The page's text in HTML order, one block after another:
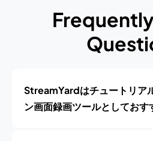
StreamYardはチュートリア
ン画面録画ツールとしておす